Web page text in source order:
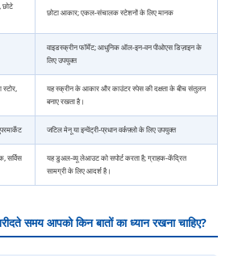
छोटे
छोटा आकार; एकल-संचालक स्टेशनों के लिए मानक
वाइडस्क्रीन फॉर्मेट; आधुनिक ऑल-इन-वन पीओएस डिज़ाइन के
लिए उपयुक्त
यह स्क्रीन के आकार और काउंटर स्पेस की दक्षता के बीच संतुलन
बनाए रखता है।
जटिल मेनू या इन्वेंट्री-प्रधान वर्कफ़्लो के लिए उपयुक्त
सर्विस
यह डुअल-व्यू लेआउट को सपोर्ट करता है; ग्राहक-केंद्रित
सामग्री के लिए आदर्श है।
समय आपको किन बातों का ध्यान रखना चाहिए?